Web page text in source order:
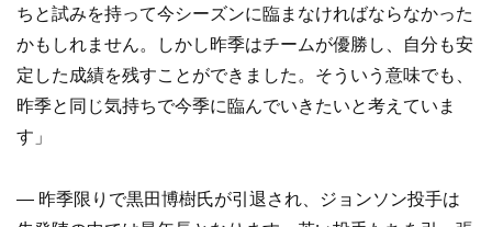
ちと試みを持って今シーズンに臨まなければならなかった
かもしれません。しかし昨季はチームが優勝し、自分も安
定した成績を残すことができました。そういう意味でも、
昨季と同じ気持ちで今季に臨んでいきたいと考えていま
す」
— 昨季限りで黒田博樹氏が引退され、ジョンソン投手は